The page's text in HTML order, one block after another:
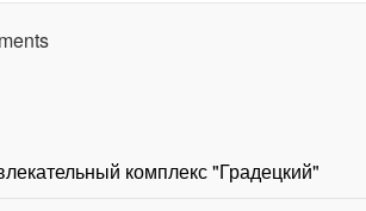
комплекс "Градецкий"